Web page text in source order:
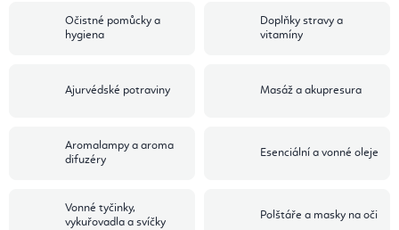
Očistné pomůcky a
hygiena
Doplňky stravy a
vitamíny
Ajurvédské potraviny Masáž a akupresura
Aromalampy a aroma
difuzéry
Esenciální a vonné oleje
Vonné tyčinky,
vykuřovadla a svíčky
Polštáře a masky na oči